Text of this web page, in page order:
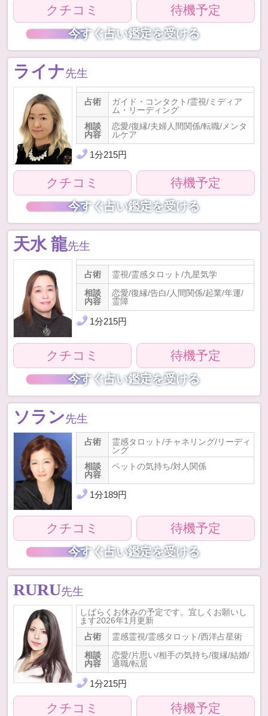
クチコミ 待機予定
今すぐ占い鑑定を受ける
ライナ先生
占術
ガイド・コンタクト/霊視/ミディア
ム・リーディング
相談
内容
恋愛/復縁/夫婦人間関係/転職/メンタ
ルケア
1分215円
クチコミ 待機予定
今すぐ占い鑑定を受ける
天水 龍先生
占術
霊視/霊感タロット/九星気学
相談
内容
恋愛/復縁/告白/人間関係/起業/年運/
霊障
1分215円
クチコミ 待機予定
今すぐ占い鑑定を受ける
ソラン先生
占術
霊感タロット/チャネリング/リーディ
ング
相談
内容
ペットの気持ち/対人関係
1分189円
クチコミ 待機予定
今すぐ占い鑑定を受ける
RURU先生
しばらくお休みの予定です。宜しくお願いし
ます2026年1月更新
占術
霊感霊視/霊感タロット/西洋占星術
相談
内容
恋愛/片思い/相手の気持ち/復縁/結婚/
適職/転居
1分215円
クチコミ 待機予定